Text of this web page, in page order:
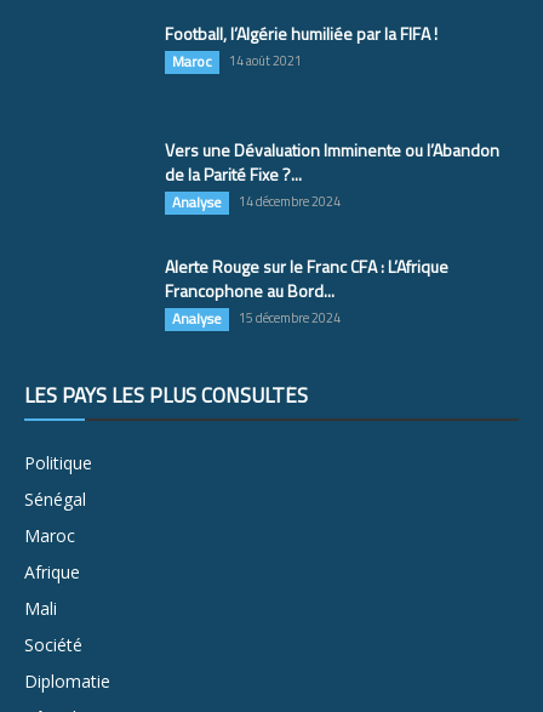
Football, l’Algérie humiliée par la FIFA !
Maroc 14 août 2021
Vers une Dévaluation Imminente ou l’Abandon
de la Parité Fixe ?...
Analyse 14 décembre 2024
Alerte Rouge sur le Franc CFA : L’Afrique
Francophone au Bord...
Analyse 15 décembre 2024
LES PAYS LES PLUS CONSULTÉS
Politique
Sénégal
Maroc
Afrique
Mali
Société
Diplomatie